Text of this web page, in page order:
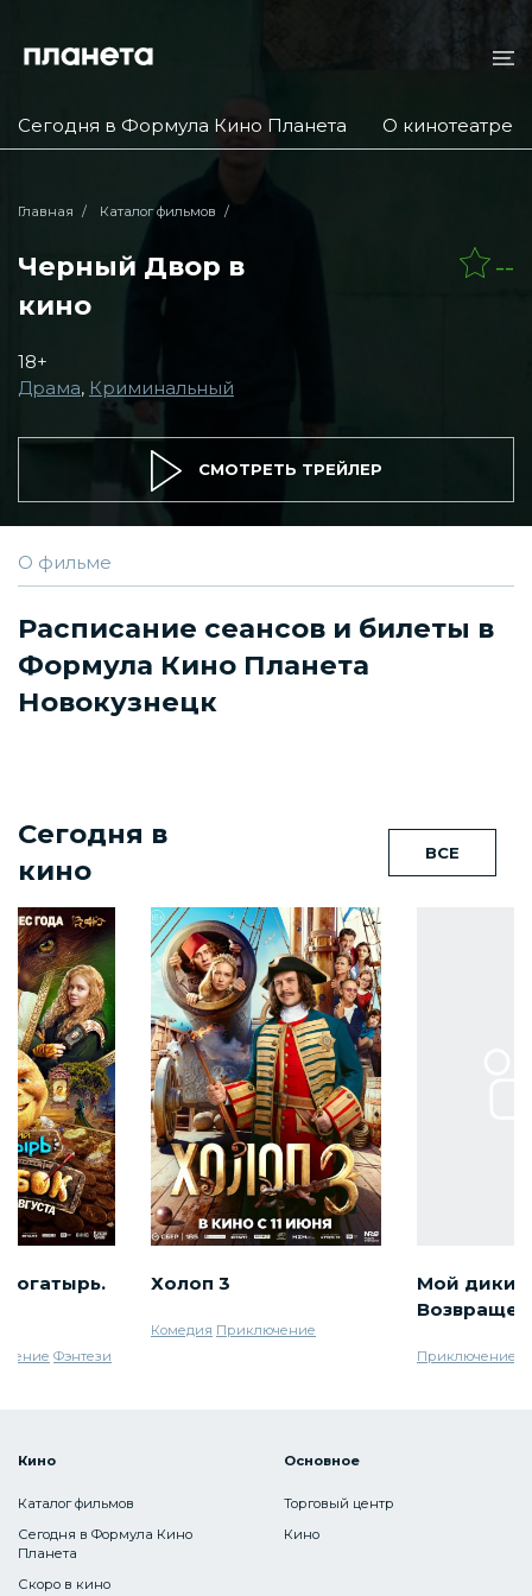
Сегодня в Формула Кино Планета О кинотеатре
Главная Каталог фильмов
Черный Двор в
кино
18+
Драма, Криминальный
--
СМОТРЕТЬ ТРЕЙЛЕР
О фильме
Расписание сеансов и билеты в
Формула Кино Планета
Новокузнецк
Сегодня в
кино
ВСЕ
Холоп 3
Комедия Приключение
Мой дикий
Приключение
Фэнтези
Кино
Каталог фильмов
Сегодня в Формула Кино
Планета
Скоро в кино
Основное
Торговый центр
Кино